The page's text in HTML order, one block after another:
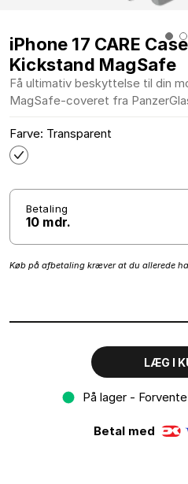
iPhone 17 CARE
Kickstand MagSafe
Få ultimativ beskyttelse til din
MagSafe-coveret fra
Farve: Transparent
Betaling
10 mdr.
Køb på afbetaling kræver at du allerede
LÆG I
På lager -
Betal med